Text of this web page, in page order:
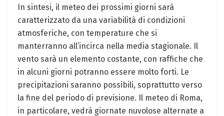
In sintesi, il meteo dei prossimi giorni sarà
caratterizzato da una variabilità di condizioni
atmosferiche, con temperature che si
manterranno all’incirca nella media stagionale. Il
vento sarà un elemento costante, con raffiche che
in alcuni giorni potranno essere molto forti. Le
precipitazioni saranno possibili, soprattutto verso
la fine del periodo di previsione. Il meteo di Roma,
in particolare, vedrà giornate nuvolose alternate a